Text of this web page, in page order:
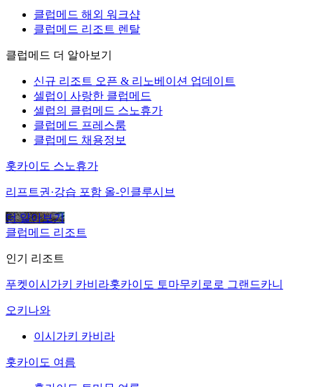
클럽메드 해외 워크샵
클럽메드 리조트 렌탈
클럽메드 더 알아보기
신규 리조트 오픈 & 리노베이션 업데이트
셀럽이 사랑한 클럽메드
셀럽의 클럽메드 스노휴가
클럽메드 프레스룸
클럽메드 채용정보
홋카이도 스노휴가
리프트권·강습 포함 올-인클루시브
더 알아보기
클럽메드 리조트
인기 리조트
푸켓이시가키 카비라홋카이도 토마무키로로 그랜드카니
오키나와
이시가키 카비라
홋카이도 여름